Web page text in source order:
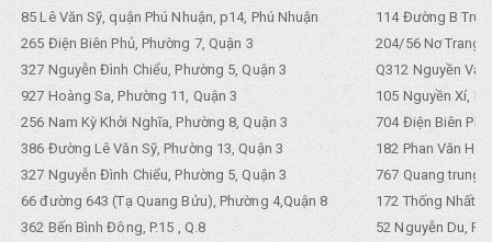
85 Lê Văn Sỹ, quận Phú Nhuận, p14, Phú Nhuận
114 Đường B
265 Điện Biên Phủ, Phường 7, Quận 3
204/56 Nơ Trang
327 Nguyễn Đình Chiểu, Phường 5, Quận 3
Q312 Nguyền
927 Hoàng Sa, Phường 11, Quận 3
105 Nguyền Xí,
256 Nam Kỳ Khởi Nghĩa, Phường 8, Quận 3
704 Điện Biên
386 Đường Lê Văn Sỹ, Phường 13, Quận 3
182 Phan Văn
327 Nguyễn Đình Chiểu, Phường 5, Quận 3
767 Quang trung,
66 đường 643 (Tạ Quang Bửu), Phường 4,Quận 8
172 Thống Nhất.
362 Bến Bình Đông, P.15 , Q.8
52 Nguyễn Du,